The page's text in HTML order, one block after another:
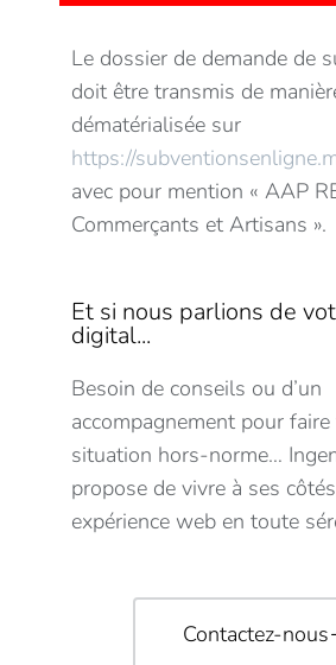
Le dossier de demande de
doit être transmis de
dématérialisée sur
https://
avec pour mention « AAP
Commerçants et Artisans ».
Et si nous parlions de
digital...
Besoin de conseils ou d’un
accompagnement pour
situation hors-norme…
propose de vivre à ses
expérience web en toute
Contactez-nous